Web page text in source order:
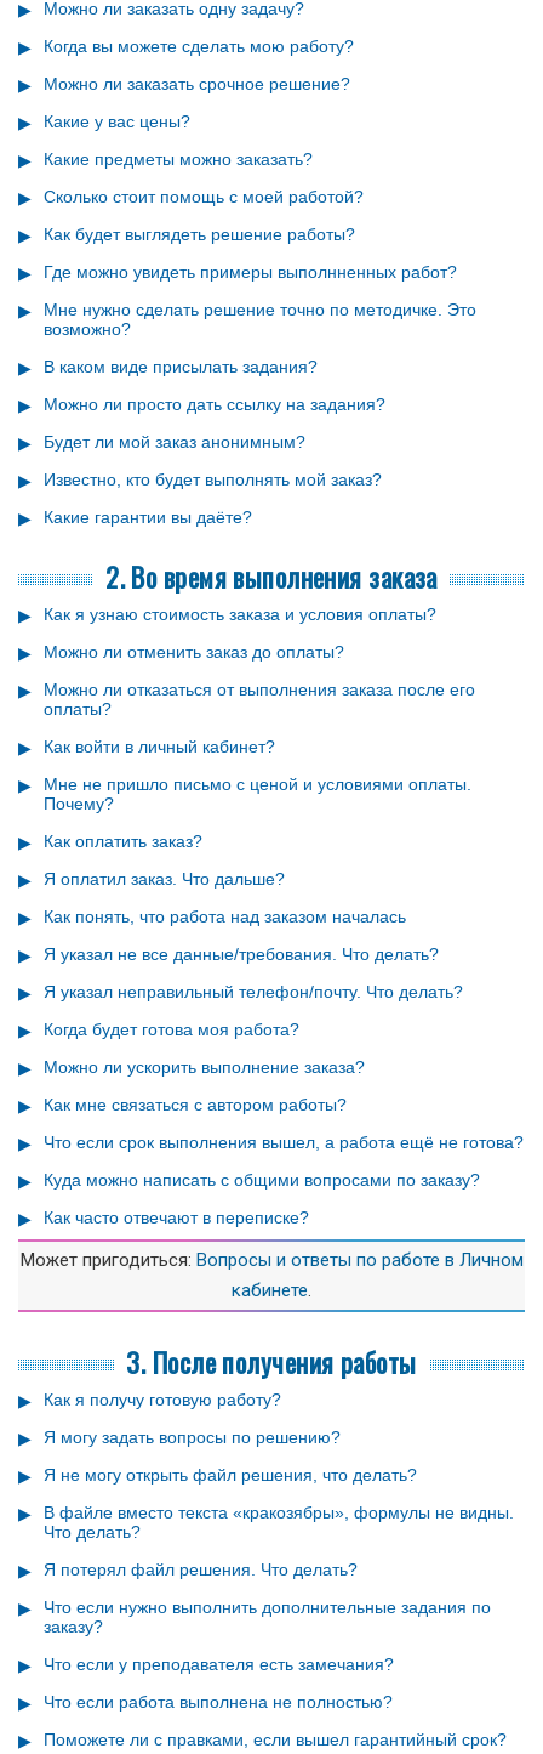
Можно ли заказать одну задачу?
Когда вы можете сделать мою работу?
Можно ли заказать срочное решение?
Какие у вас цены?
Какие предметы можно заказать?
Сколько стоит помощь с моей работой?
Как будет выглядеть решение работы?
Где можно увидеть примеры выполнненных работ?
Мне нужно сделать решение точно по методичке. Это
возможно?
В каком виде присылать задания?
Можно ли просто дать ссылку на задания?
Будет ли мой заказ анонимным?
Известно, кто будет выполнять мой заказ?
Какие гарантии вы даёте?
2. Во время выполнения заказа
Как я узнаю стоимость заказа и условия оплаты?
Можно ли отменить заказ до оплаты?
Можно ли отказаться от выполнения заказа после его
оплаты?
Как войти в личный кабинет?
Мне не пришло письмо с ценой и условиями оплаты.
Почему?
Как оплатить заказ?
Я оплатил заказ. Что дальше?
Как понять, что работа над заказом началась
Я указал не все данные/требования. Что делать?
Я указал неправильный телефон/почту. Что делать?
Когда будет готова моя работа?
Можно ли ускорить выполнение заказа?
Как мне связаться с автором работы?
Что если срок выполнения вышел, а работа ещё не готова?
Куда можно написать с общими вопросами по заказу?
Как часто отвечают в переписке?
Может пригодиться: Вопросы и ответы по работе в Личном
кабинете.
3. После получения работы
Как я получу готовую работу?
Я могу задать вопросы по решению?
Я не могу открыть файл решения, что делать?
В файле вместо текста «кракозябры», формулы не видны.
Что делать?
Я потерял файл решения. Что делать?
Что если нужно выполнить дополнительные задания по
заказу?
Что если у преподавателя есть замечания?
Что если работа выполнена не полностью?
Поможете ли с правками, если вышел гарантийный срок?